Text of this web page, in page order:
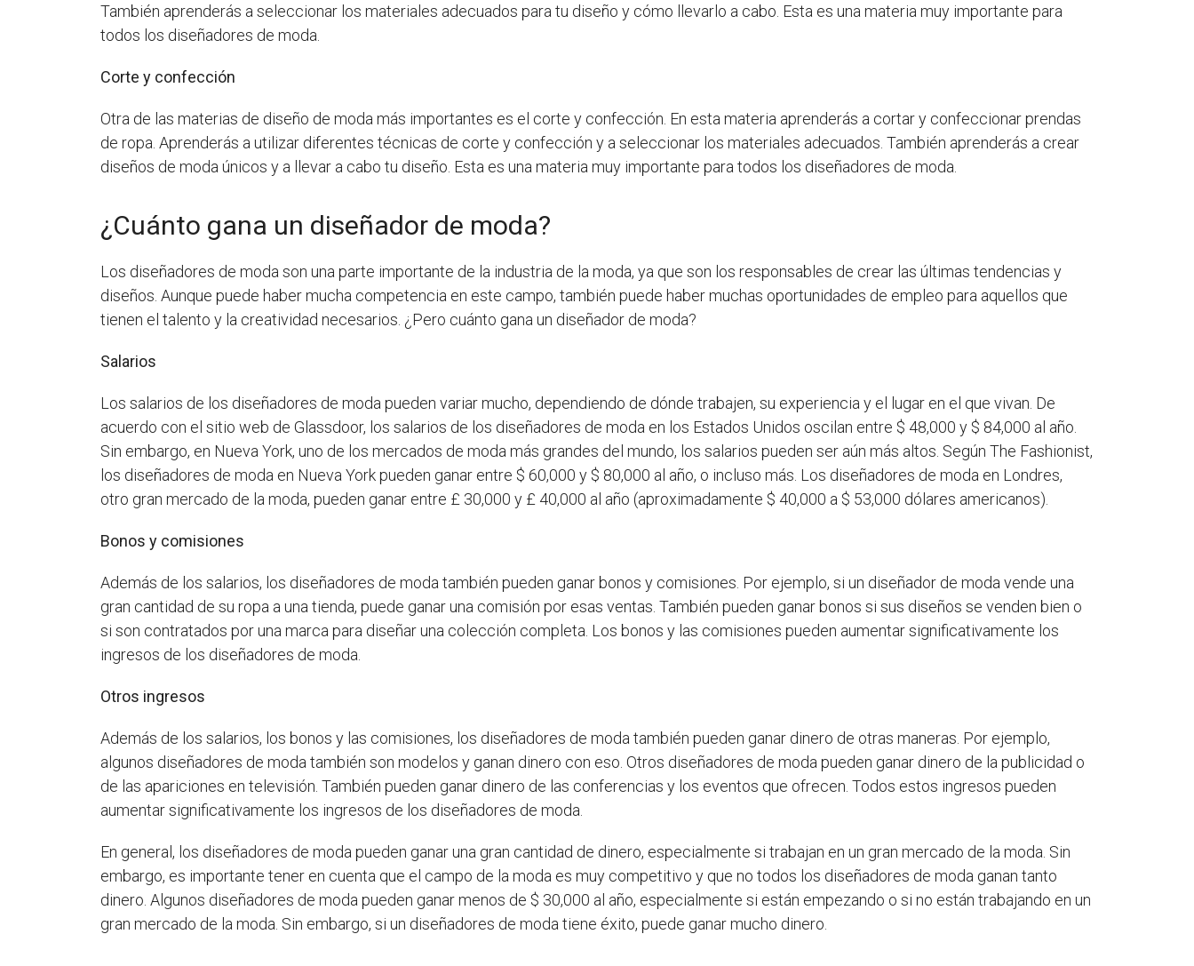
También aprenderás a seleccionar los materiales adecuados para tu diseño y cómo llevarlo a cabo. Esta es una materia muy importante para
todos los diseñadores de moda.
Corte y confección
Otra de las materias de diseño de moda más importantes es el corte y confección. En esta materia aprenderás a cortar y confeccionar prendas
de ropa. Aprenderás a utilizar diferentes técnicas de corte y confección y a seleccionar los materiales adecuados. También aprenderás a crear
diseños de moda únicos y a llevar a cabo tu diseño. Esta es una materia muy importante para todos los diseñadores de moda.
¿Cuánto gana un diseñador de moda?
Los diseñadores de moda son una parte importante de la industria de la moda, ya que son los responsables de crear las últimas tendencias y
diseños. Aunque puede haber mucha competencia en este campo, también puede haber muchas oportunidades de empleo para aquellos que
tienen el talento y la creatividad necesarios. ¿Pero cuánto gana un diseñador de moda?
Salarios
Los salarios de los diseñadores de moda pueden variar mucho, dependiendo de dónde trabajen, su experiencia y el lugar en el que vivan. De
acuerdo con el sitio web de Glassdoor, los salarios de los diseñadores de moda en los Estados Unidos oscilan entre $ 48,000 y $ 84,000 al año.
Sin embargo, en Nueva York, uno de los mercados de moda más grandes del mundo, los salarios pueden ser aún más altos. Según The Fashionist,
los diseñadores de moda en Nueva York pueden ganar entre $ 60,000 y $ 80,000 al año, o incluso más. Los diseñadores de moda en Londres,
otro gran mercado de la moda, pueden ganar entre £ 30,000 y £ 40,000 al año (aproximadamente $ 40,000 a $ 53,000 dólares americanos).
Bonos y comisiones
Además de los salarios, los diseñadores de moda también pueden ganar bonos y comisiones. Por ejemplo, si un diseñador de moda vende una
gran cantidad de su ropa a una tienda, puede ganar una comisión por esas ventas. También pueden ganar bonos si sus diseños se venden bien o
si son contratados por una marca para diseñar una colección completa. Los bonos y las comisiones pueden aumentar significativamente los
ingresos de los diseñadores de moda.
Otros ingresos
Además de los salarios, los bonos y las comisiones, los diseñadores de moda también pueden ganar dinero de otras maneras. Por ejemplo,
algunos diseñadores de moda también son modelos y ganan dinero con eso. Otros diseñadores de moda pueden ganar dinero de la publicidad o
de las apariciones en televisión. También pueden ganar dinero de las conferencias y los eventos que ofrecen. Todos estos ingresos pueden
aumentar significativamente los ingresos de los diseñadores de moda.
En general, los diseñadores de moda pueden ganar una gran cantidad de dinero, especialmente si trabajan en un gran mercado de la moda. Sin
embargo, es importante tener en cuenta que el campo de la moda es muy competitivo y que no todos los diseñadores de moda ganan tanto
dinero. Algunos diseñadores de moda pueden ganar menos de $ 30,000 al año, especialmente si están empezando o si no están trabajando en un
gran mercado de la moda. Sin embargo, si un diseñadores de moda tiene éxito, puede ganar mucho dinero.